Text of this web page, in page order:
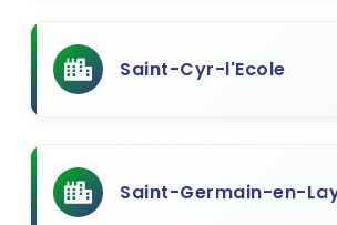
Saint-Cyr-l'Ecole
Saint-Germain-en-